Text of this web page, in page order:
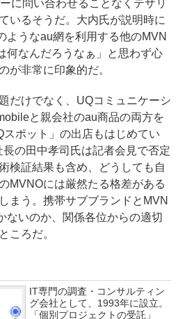
に問い合わせることなくテザリ
いるそうだ。大内氏が説明時に
ようなau網を利用する他のMVN
何なんだろうなぁ」と思わず心
が非常に印象的だ。
だけでなく、UQコミュニケーシ
と親会社のau商品の両方を
ポット」の出店もはじめてい
の田中孝司氏は記者会見で否定
検証結果も含め、どうしても自
MVNOには厳然たる格差がある
まう。携帯サブブランドとMVN
ないのか、関係各位からの適切
ころだ。
IT専門の調査・コンサルティン
グ会社として、1993年に設立。
「個別プロジェクトの受託」